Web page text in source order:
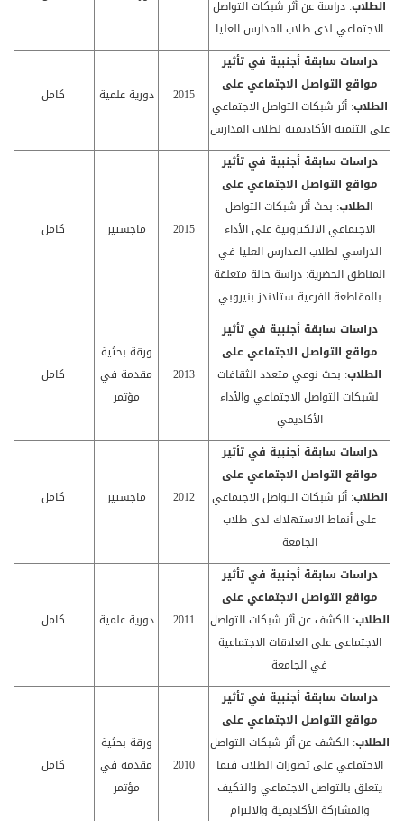
الطلاب: دراسة عن أثر شبكات التواصل
الاجتماعي لدى طلاب المدارس العليا
دراسات سابقة أجنبية فيتأثير
مواقع التواصل الاجتماعي على
الطلاب: أثر شبكات التواصل الاجتماعي
على التنمية الأكاديمية لطلاب المدارس
2015 دورية علمية كامل
دراسات سابقة أجنبية فيتأثير
مواقع التواصل الاجتماعي على
الطلاب: بحث أثر شبكات التواصل
الاجتماعي الالكترونية على الأداء
الدراسي لطلاب المدارس العليا في
المناطق الحضرية: دراسة حالة متعلقة
بالمقاطعة الفرعية ستلاندز بنيروبي
2015 ماجستير كامل
دراسات سابقة أجنبية فيتأثير
مواقع التواصل الاجتماعي على
الطلاب: بحث نوعي متعدد الثقافات
لشبكات التواصل الاجتماعي والأداء
الأكاديمي
2013
ورقة بحثية
مقدمة في
مؤتمر
كامل
دراسات سابقة أجنبية فيتأثير
مواقع التواصل الاجتماعي على
الطلاب: أثر شبكات التواصل الاجتماعي
على أنماط الاستهلاك لدى طلاب
الجامعة
2012 ماجستير كامل
دراسات سابقة أجنبية فيتأثير
مواقع التواصل الاجتماعي على
الطلاب: الكشف عن أثر شبكات التواصل
الاجتماعي على العلاقات الاجتماعية
في الجامعة
2011 دورية علمية كامل
دراسات سابقة أجنبية فيتأثير
مواقع التواصل الاجتماعي على
الطلاب: الكشف عن أثر شبكات التواصل
الاجتماعي على تصورات الطلاب فيما
يتعلق بالتواصل الاجتماعي والتكيف
والمشاركة الأكاديمية والالتزام
2010
ورقة بحثية
مقدمة في
مؤتمر
كامل